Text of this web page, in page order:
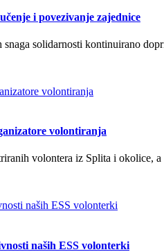
i povezivanje zajednice
solidarnosti kontinuirano
volontiranja
volontera iz Splita i okolice,
naših ESS volonterki